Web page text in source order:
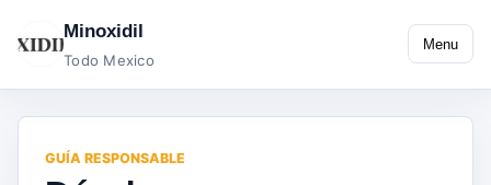
Minoxidil
Todo Mexico
Menu
GUÍA RESPONSABLE